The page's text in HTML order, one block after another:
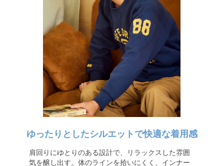
ゆったりとしたシルエットで快適な着用感
肩回りにゆとりのある設計で、リラックスした雰囲
気を醸し出す。体のラインを拾いにくく、インナー